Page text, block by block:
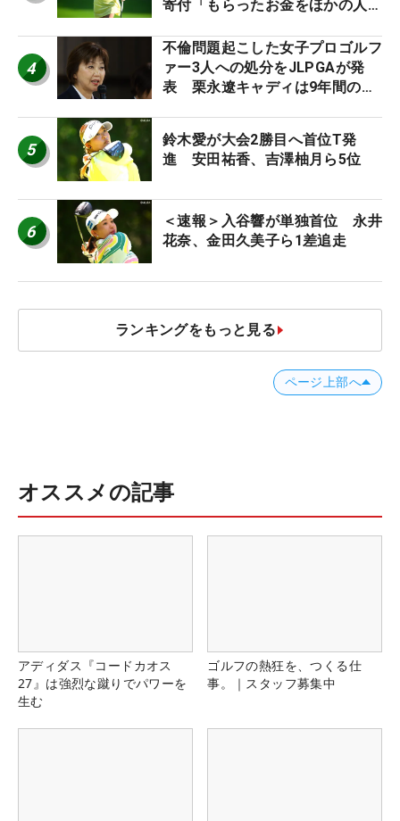
寄付「もらったお金をほかの人
4
不倫問題起こした女子プロゴルフ
ァー3人への処分をJLPGAが発
表 栗永遼キャディは9年間の立
5
鈴木愛が大会2勝目へ首位T発
進 安田祐香、吉澤柚月ら5位
6
＜速報＞入谷響が単独首位 永井
花奈、金田久美子ら1差追走
ランキングをもっと見る
ページ上部へ
オススメの記事
アディダス『コードカオス
27』は強烈な蹴りでパワーを
生む
ゴルフの熱狂を、つくる仕
事。｜スタッフ募集中